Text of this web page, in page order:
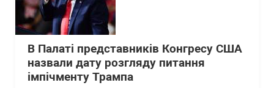
В Палаті представників Конгресу США
назвали дату розгляду питання
імпічменту Трампа